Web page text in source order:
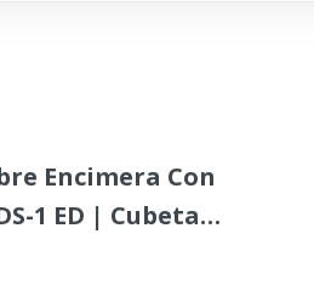
Encimera Con
1 ED | Cubeta